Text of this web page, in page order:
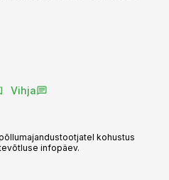
Vihja
kohustus
infopäev.